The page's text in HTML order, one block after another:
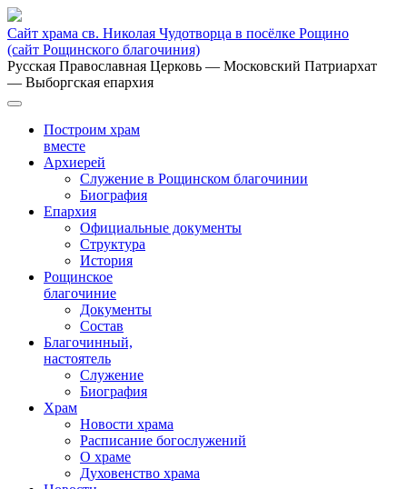
Сайт храма св. Николая Чудотворца в посёлке Рощино
(сайт Рощинского благочиния)
Русская Православная Церковь — Московский Патриархат
— Выборгская епархия
Построим храм
вместе
Архиерей
Служение в Рощинском благочинии
Биография
Епархия
Официальные документы
Структура
История
Рощинское
благочиние
Документы
Состав
Благочинный,
настоятель
Служение
Биография
Храм
Новости храма
Расписание богослужений
О храме
Духовенство храма